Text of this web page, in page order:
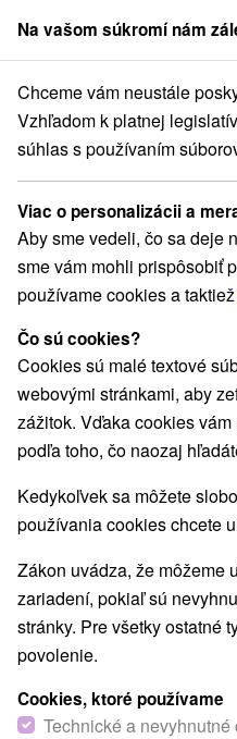
člen skupinySorger
Východné Slovensko
Penzióny v
Kategórie
Všetky kategórie
Chaty na
Vyberte lokalitu alebo
VŠETKY
Na vašom súkromí nám
Chceme vám neustále
Vzhľadom k platnej
súhlas s používaním
Viac o personalizácii a
Aby sme vedeli, čo sa deje
sme vám mohli prispôsobiť
používame cookies a taktiež
Čo sú cookies?
Cookies sú malé textové
webovými stránkami, aby
zážitok. Vďaka cookies
podľa toho, čo naozaj
Kedykoľvek sa môžete
používania cookies chcete
Zákon uvádza, že môžeme
zariadení, pokiaľ sú
stránky. Pre všetky ostatné
povolenie.
Cookies, ktoré používame
Technické a nevyhnutné